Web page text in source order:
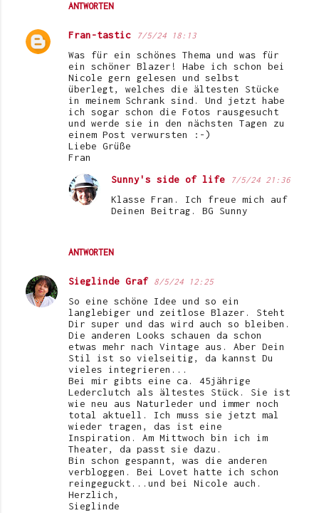
ANTWORTEN
Fran-tastic 7/5/24 18:13
Was für ein schönes Thema und was für
ein schöner Blazer! Habe ich schon bei
Nicole gern gelesen und selbst
überlegt, welches die ältesten Stücke
in meinem Schrank sind. Und jetzt habe
ich sogar schon die Fotos rausgesucht
und werde sie in den nächsten Tagen zu
einem Post verwursten :-)
Liebe Grüße
Fran
ANTWORTEN
Sunny's side of life 7/5/24 21:36
Klasse Fran. Ich freue mich auf
Deinen Beitrag. BG Sunny
Sieglinde Graf 8/5/24 12:25
So eine schöne Idee und so ein
langlebiger und zeitlose Blazer. Steht
Dir super und das wird auch so bleiben.
Die anderen Looks schauen da schon
etwas mehr nach Vintage aus. Aber Dein
Stil ist so vielseitig, da kannst Du
vieles integrieren...
Bei mir gibts eine ca. 45jährige
Lederclutch als ältestes Stück. Sie ist
wie neu aus Naturleder und immer noch
total aktuell. Ich muss sie jetzt mal
wieder tragen, das ist eine
Inspiration. Am Mittwoch bin ich im
Theater, da passt sie dazu.
Bin schon gespannt, was die anderen
verbloggen. Bei Lovet hatte ich schon
reingeguckt...und bei Nicole auch.
Herzlich,
Sieglinde